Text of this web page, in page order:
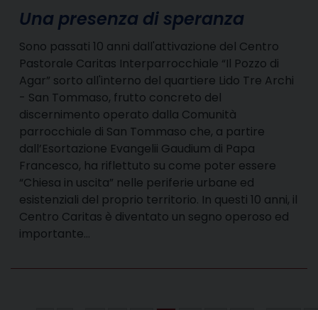
Una presenza di speranza
Sono passati 10 anni dall'attivazione del Centro
Pastorale Caritas Interparrocchiale “Il Pozzo di
Agar” sorto all'interno del quartiere Lido Tre Archi
- San Tommaso, frutto concreto del
discernimento operato dalla Comunità
parrocchiale di San Tommaso che, a partire
dall’Esortazione Evangelii Gaudium di Papa
Francesco, ha riflettuto su come poter essere
“Chiesa in uscita” nelle periferie urbane ed
esistenziali del proprio territorio. In questi 10 anni, il
Centro Caritas è diventato un segno operoso ed
importante…